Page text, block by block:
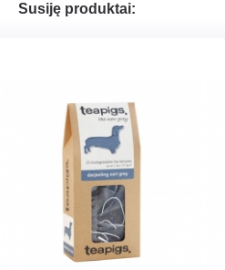
Susiję produktai: